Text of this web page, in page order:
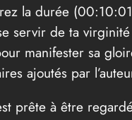
la durée
servir de ta
manifester sa
ajoutés par
prête à être